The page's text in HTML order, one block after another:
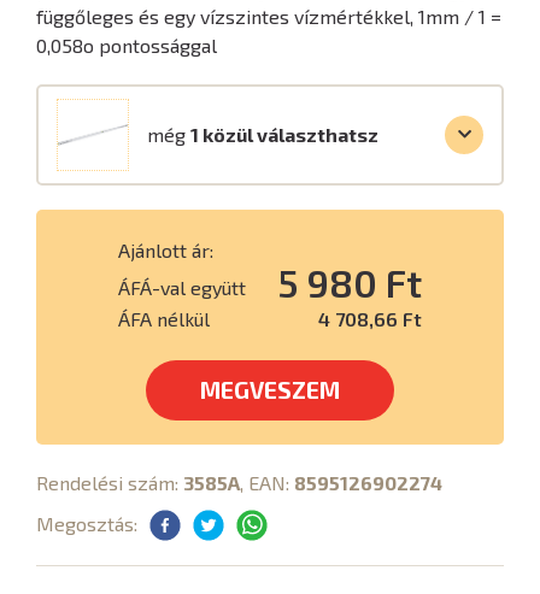
függőleges és egy vízszintes vízmértékkel, 1mm / 1 =
0,058o pontossággal
még 1 közül választhatsz
Ajánlott ár:
ÁFÁ-val együtt
5 980 Ft
ÁFA nélkül 4 708,66 Ft
MEGVESZEM
Rendelési szám: 3585A , EAN: 8595126902274
Megosztás: